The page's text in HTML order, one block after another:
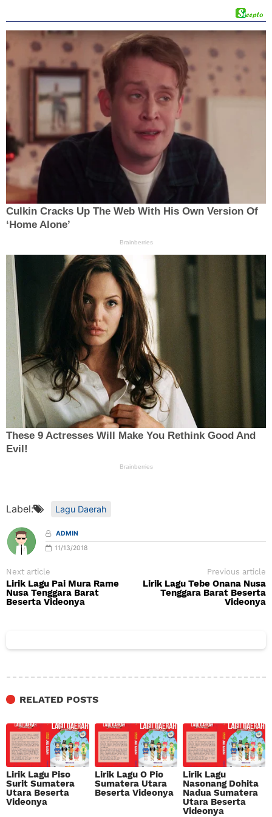
Label: Lagu Daerah
ADMIN
11/13/2018
Next article
Lirik Lagu Pai Mura Rame
Nusa Tenggara Barat
Beserta Videonya
Previous article
Lirik Lagu Tebe Onana Nusa
Tenggara Barat Beserta
Videonya
RELATED POSTS
Lirik Lagu Piso
Surit Sumatera
Utara Beserta
Videonya
Lirik Lagu O Pio
Sumatera Utara
Beserta Videonya
Lirik Lagu
Nasonang Dohita
Nadua Sumatera
Utara Beserta
Videonya